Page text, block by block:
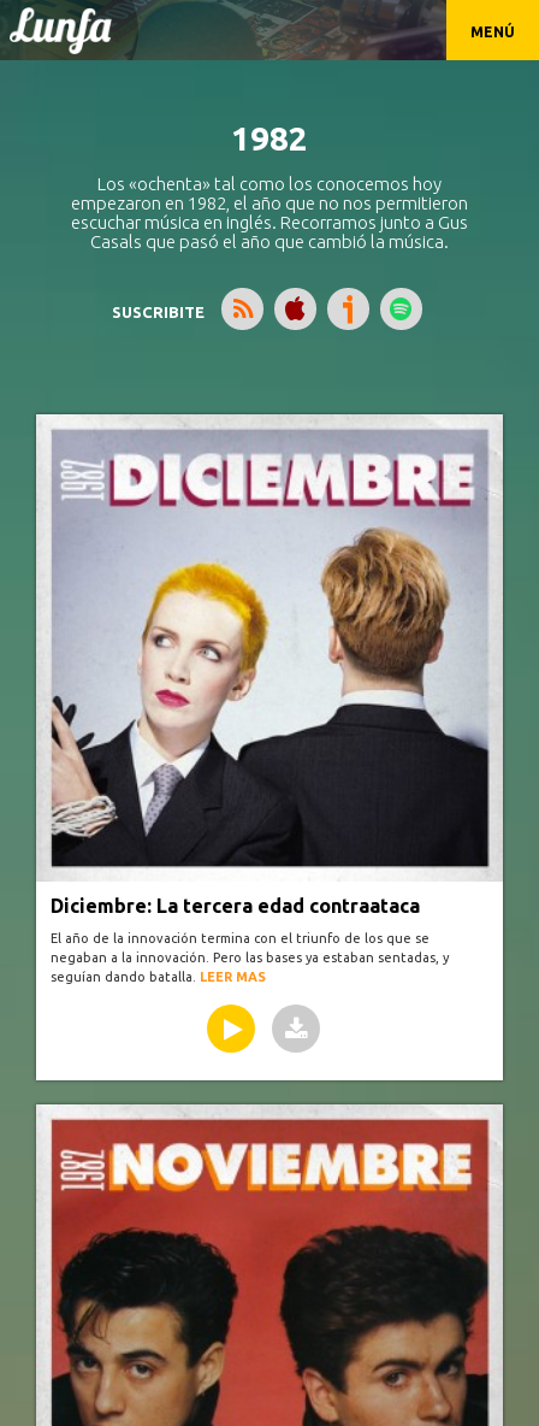
MENÚ
1982
Los «ochenta» tal como los conocemos hoy
empezaron en 1982, el año que no nos permitieron
escuchar música en inglés. Recorramos junto a Gus
Casals que pasó el año que cambió la música.
SUSCRIBITE
Diciembre: La tercera edad contraataca
El año de la innovación termina con el triunfo de los que se
negaban a la innovación. Pero las bases ya estaban sentadas, y
seguían dando batalla.
LEER MAS